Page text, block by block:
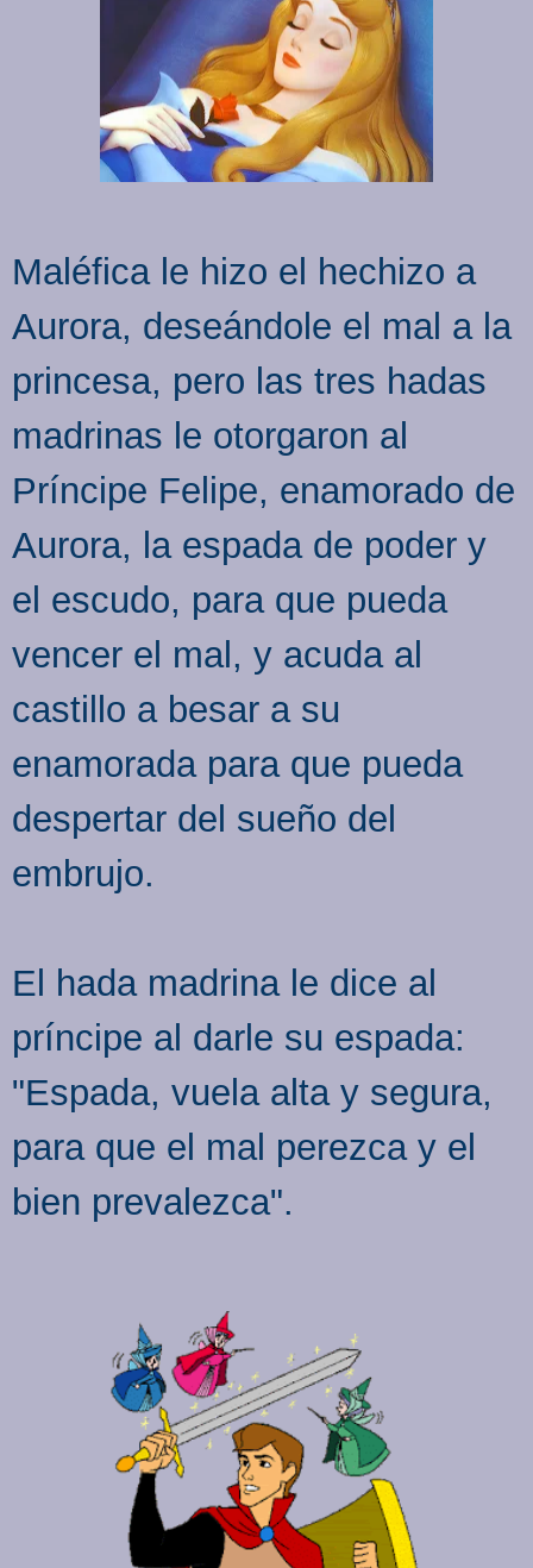
Maléfica le hizo el hechizo a
Aurora, deseándole el mal a la
princesa, pero las tres hadas
madrinas le otorgaron al
Príncipe Felipe, enamorado de
Aurora, la espada de poder y
el escudo, para que pueda
vencer el mal, y acuda al
castillo a besar a su
enamorada para que pueda
despertar del sueño del
embrujo.
El hada madrina le dice al
príncipe al darle su espada:
"Espada, vuela alta y segura,
para que el mal perezca y el
bien prevalezca".